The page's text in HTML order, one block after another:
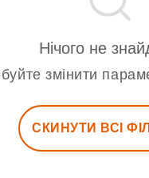
Нічого не
змінити
СКИНУТИ ВСІ